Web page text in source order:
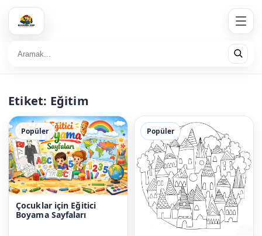
Etiket: Eğitim
Popüler
Çocuklar için Eğitici
Boyama Sayfaları
Popüler